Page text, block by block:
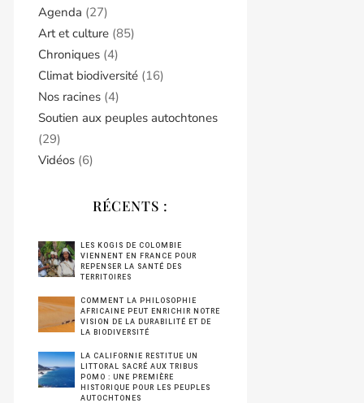
Agenda (27)
Art et culture (85)
Chroniques (4)
Climat biodiversité (16)
Nos racines (4)
Soutien aux peuples autochtones
(29)
Vidéos (6)
RÉCENTS :
LES KOGIS DE COLOMBIE
VIENNENT EN FRANCE POUR
REPENSER LA SANTÉ DES
TERRITOIRES
COMMENT LA PHILOSOPHIE
AFRICAINE PEUT ENRICHIR NOTRE
VISION DE LA DURABILITÉ ET DE
LA BIODIVERSITÉ
LA CALIFORNIE RESTITUE UN
LITTORAL SACRÉ AUX TRIBUS
POMO : UNE PREMIÈRE
HISTORIQUE POUR LES PEUPLES
AUTOCHTONES